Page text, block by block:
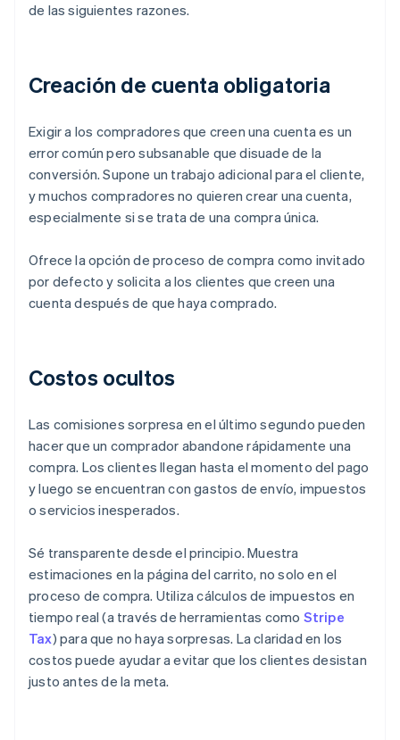
de las siguientes razones.
Creación de cuenta obligatoria
Exigir a los compradores que creen una cuenta es un
error común pero subsanable que disuade de la
conversión. Supone un trabajo adicional para el cliente,
y muchos compradores no quieren crear una cuenta,
especialmente si se trata de una compra única.
Ofrece la opción de proceso de compra como invitado
por defecto y solicita a los clientes que creen una
cuenta después de que haya comprado.
Costos ocultos
Las comisiones sorpresa en el último segundo pueden
hacer que un comprador abandone rápidamente una
compra. Los clientes llegan hasta el momento del pago
y luego se encuentran con gastos de envío, impuestos
o servicios inesperados.
Sé transparente desde el principio. Muestra
estimaciones en la página del carrito, no solo en el
proceso de compra. Utiliza cálculos de impuestos en
tiempo real (a través de herramientas como Stripe
Tax) para que no haya sorpresas. La claridad en los
costos puede ayudar a evitar que los clientes desistan
justo antes de la meta.